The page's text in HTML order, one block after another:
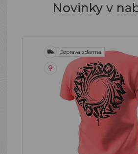
Novinky v
Doprava zdarma